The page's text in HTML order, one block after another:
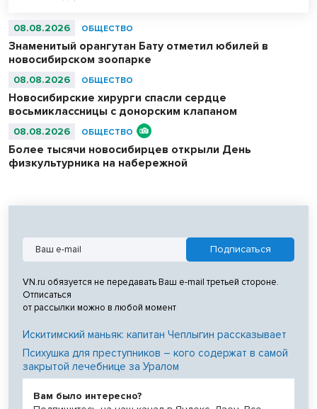
08.08.2026 ОБЩЕСТВО
Знаменитый орангутан Бату отметил юбилей в
новосибирском зоопарке
08.08.2026 ОБЩЕСТВО
Новосибирские хирурги спасли сердце
восьмиклассницы с донорским клапаном
08.08.2026 ОБЩЕСТВО
Более тысячи новосибирцев открыли День
физкультурника на набережной
VN.ru обязуется не передавать Ваш e-mail третьей стороне.
Отписаться
от рассылки можно в любой момент
Искитимский маньяк: капитан Чеплыгин рассказывает
Психушка для преступников – кого содержат в самой
закрытой лечебнице за Уралом
Вам было интересно?